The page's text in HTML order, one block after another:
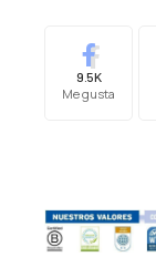
9.5K
Me gusta